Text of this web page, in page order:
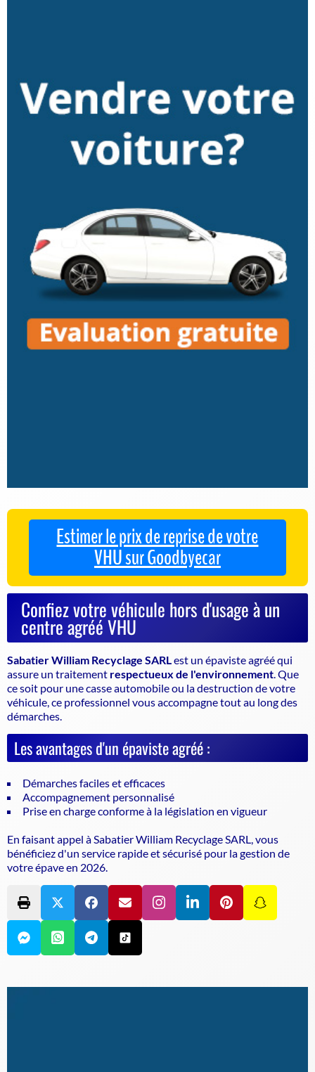
Estimer le prix de reprise de votre
VHU sur Goodbyecar
Confiez votre véhicule hors d'usage à un
centre agréé VHU
Sabatier William Recyclage SARL est un épaviste agrééqui
assure un traitement respectueux de l'environnement . Que
ce soit pour une casse automobile ou la destruction de votre
véhicule, ce professionnel vous accompagne tout au long des
démarches.
Les avantages d'un épaviste agréé :
Démarches faciles et efficaces
Accompagnement personnalisé
Prise en charge conforme à la législation en vigueur
En faisant appel à Sabatier William Recyclage SARL, vous
bénéficiez d'un service rapide et sécurisé pour la gestion de
votre épave en 2026.